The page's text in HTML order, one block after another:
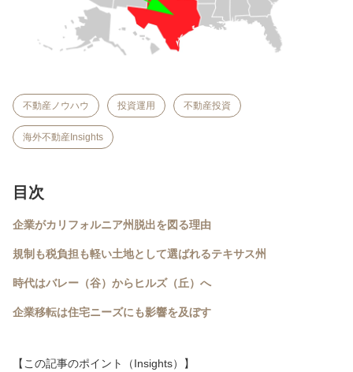
不動産ノウハウ 投資運用 不動産投資
海外不動産Insights
目次
企業がカリフォルニア州脱出を図る理由
規制も税負担も軽い土地として選ばれるテキサス州
時代はバレー（谷）からヒルズ（丘）へ
企業移転は住宅ニーズにも影響を及ぼす
【この記事のポイント（Insights）】